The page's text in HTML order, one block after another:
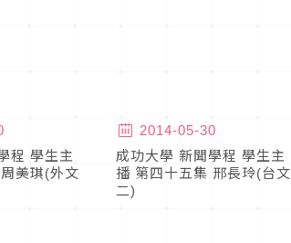
程 學生主
美琪(外文
2014-05-30
成功大學 新聞學程 學生主
播 第四十五集 邢長玲(台文
二)